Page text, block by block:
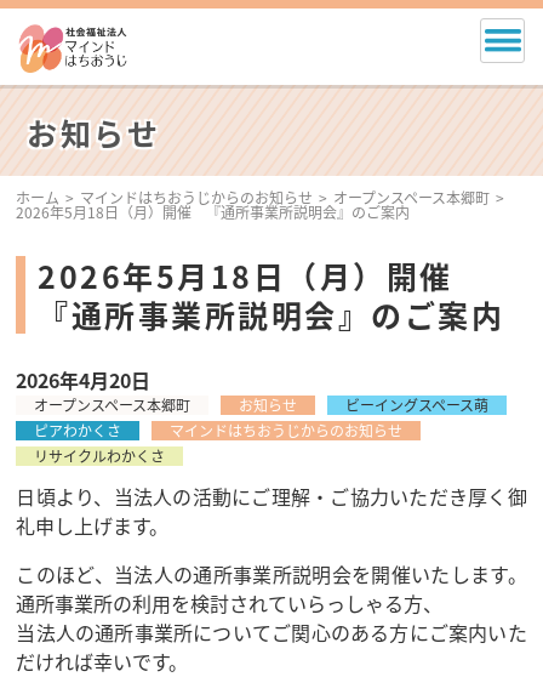
お知らせ
ホーム マインドはちおうじからのお知らせ オープンスペース本郷町
2026年5月18日（月）開催 『通所事業所説明会』のご案内
2026年5月18日（月）開催
『通所事業所説明会』のご案内
2026年4月20日
オープンスペース本郷町 お知らせ
ビーイングスペース萌
ピアわかくさ
マインドはちおうじからのお知らせ
リサイクルわかくさ
日頃より、当法人の活動にご理解・ご協力いただき厚く御
礼申し上げます。
このほど、当法人の通所事業所説明会を開催いたします。
通所事業所の利用を検討されていらっしゃる方、
当法人の通所事業所についてご関心のある方にご案内いた
だければ幸いです。